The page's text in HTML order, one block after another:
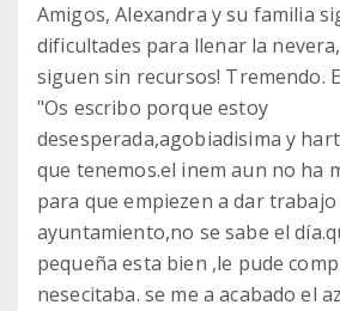
Amigos, Alexandra y su familia
dificultades para llenar la
siguen sin recursos! Tremendo.
"Os escribo porque estoy
desesperada,agobiadisima y
que tenemos.el inem aun no ha
para que empiezen a dar trabajo
ayuntamiento,no se sabe el
pequeña esta bien ,le pude
nesecitaba. se me a acabado el